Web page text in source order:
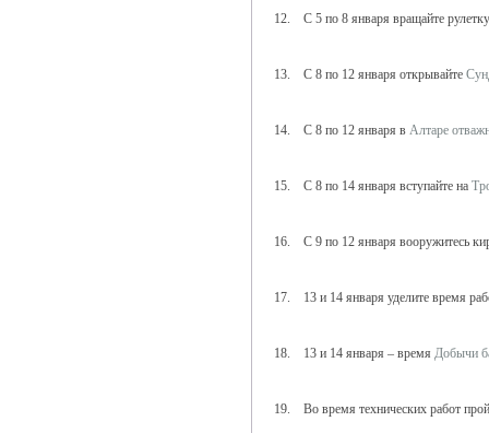
12. С 5 по 8 января вращайте
13. С 8 по 12 января открывайте
14. С 8 по 12 января в Алтаре
15. С 8 по 14 января вступайте на
16. С 9 по 12 января вооружитесь
17. 13 и 14 января уделите время
18. 13 и 14 января – время Добычи
19. Во время технических работ